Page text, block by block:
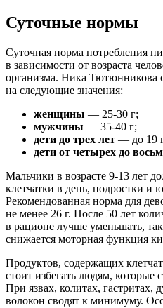
Суточные нормы
Суточная норма потребления
в зависимости от возраста
организма. Ника Тютюнникова
на следующие значения:
женщины — 25-30 г;
мужчины — 35-40 г;
дети до трех лет — до 19
дети от четырех до
Мальчики в возрасте 9-13 лет
клетчатки в день, подростки
Рекомендованная норма для
не менее 26 г. После 50 лет
в рационе лучше уменьшать,
снижается моторная функция
Продуктов, содержащих
стоит избегать людям,
При язвах, колитах, гастритах,
волокон сводят к минимуму.